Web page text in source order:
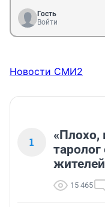
Гость
Войти
Новости СМИ2
1
«Плохо,
таролог
жителей
15 465